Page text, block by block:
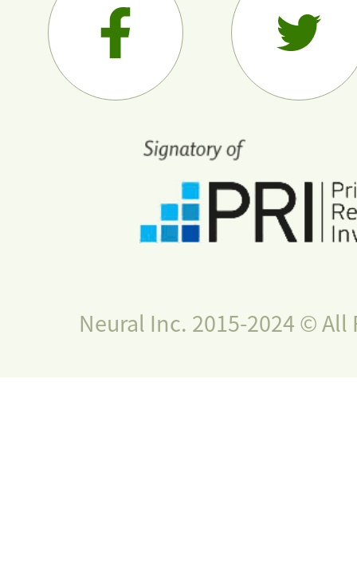
Neural Inc. 2015-2024 © All